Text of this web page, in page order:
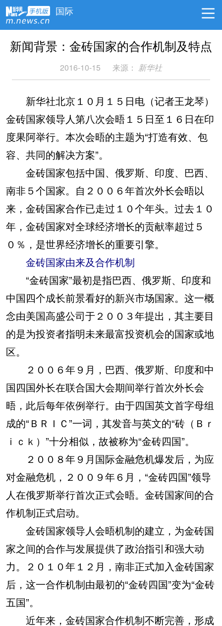
国际
新闻背景：金砖国家的合作机制及特点
2016-10-15 来源： 新华社
新华社北京１０月１５日电（记者王龙琴）
金砖国家领导人第八次会晤１５日至１６日在印
度果阿举行。本次会晤的主题为“打造有效、包
容、共同的解决方案”。
金砖国家包括中国、俄罗斯、印度、巴西、
南非５个国家。自２００６年首次外长会晤以
来，金砖国家合作已走过１０个年头。过去１０
年，金砖国家对全球经济增长的贡献率超过５
０％，是世界经济增长的重要引擎。
金砖国家由来及合作机制
“金砖国家”最初是指巴西、俄罗斯、印度和
中国四个成长前景看好的新兴市场国家。这一概
念由美国高盛公司于２００３年提出，其主要目
的是为投资者指明未来最富投资机会的国家或地
区。
２００６年９月，巴西、俄罗斯、印度和中
国四国外长在联合国大会期间举行首次外长会
晤，此后每年依例举行。由于四国英文首字母组
成的“ＢＲＩＣ”一词，其发音与英文的“砖（Ｂｒ
ｉｃｋ）”十分相似，故被称为“金砖四国”。
２００８年９月国际金融危机爆发后，为应
对金融危机，２００９年６月，“金砖四国”领导
人在俄罗斯举行首次正式会晤。金砖国家间的合
作机制正式启动。
金砖国家领导人会晤机制的建立，为金砖国
家之间的合作与发展提供了政治指引和强大动
力。２０１０年１２月，南非正式加入金砖国家
后，这一合作机制由最初的“金砖四国”变为“金砖
五国”。
近年来，金砖国家合作机制不断完善，形成